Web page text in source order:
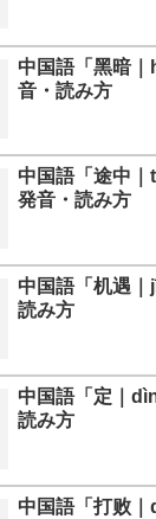
中国語「黑暗
音・読み方
中国語「途中
発音・読み方
中国語「机遇｜
読み方
中国語「定｜
読み方
中国語「打败